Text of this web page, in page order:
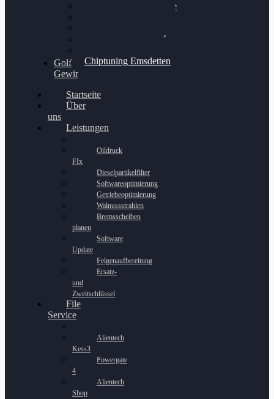
Bilgenroth Performance
Chiptuning Schüttorf
Chiptuning Emsdetten
Golf
Gewinnspiel
Startseite
Über
uns
Leistungen
Oildruck
FIx
Dieselpartikelfilter
Softwareoptimierung
Getriebeoptimierung
Walnussstrahlen
Bremsscheiben
planen
Software
Update
Felgenaufbereitung
Ersatz-
und
Zweitschlüssel
File
Service
Alientech
Kess3
Powergate
4
Alientech
Shop